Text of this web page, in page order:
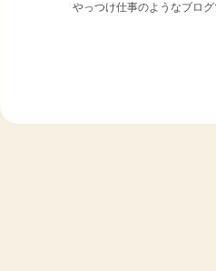
やっつけ仕事のようなブロ
ｂｙ